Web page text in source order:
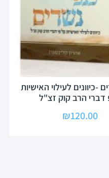
-כיוונים לעילוי האישיות
הרב קוק זצ"ל
₪120.00